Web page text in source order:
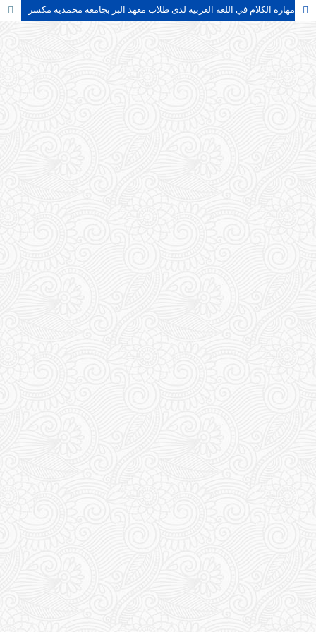
دور البيئة اللغوية في تنمية مهارة الكلام في اللغة العربية لدى طلاب معهد البر بجامعة محمدية مكسر